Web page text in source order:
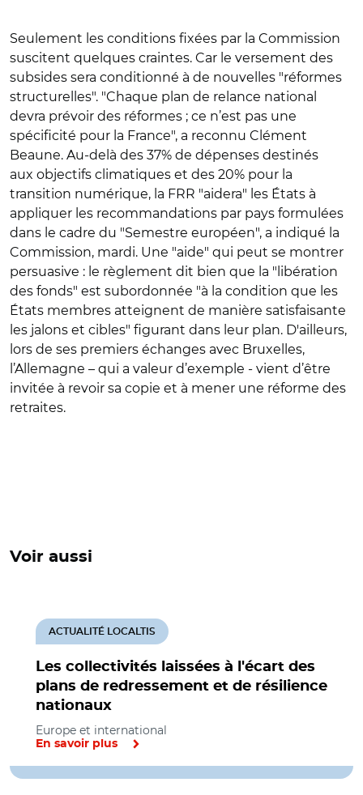
Seulement les conditions fixées par la Commission
suscitent quelques craintes. Car le versement des
subsides sera conditionné à de nouvelles "réformes
structurelles". "Chaque plan de relance national
devra prévoir des réformes ; ce n’est pas une
spécificité pour la France", a reconnu Clément
Beaune. Au-delà des 37% de dépenses destinés
aux objectifs climatiques et des 20% pour la
transition numérique, la FRR "aidera" les États à
appliquer les recommandations par pays formulées
dans le cadre du "Semestre européen", a indiqué la
Commission, mardi. Une "aide" qui peut se montrer
persuasive : le règlement dit bien que la "libération
des fonds" est subordonnée "à la condition que les
États membres atteignent de manière satisfaisante
les jalons et cibles" figurant dans leur plan. D'ailleurs,
lors de ses premiers échanges avec Bruxelles,
l’Allemagne – qui a valeur d’exemple - vient d’être
invitée à revoir sa copie et à mener une réforme des
retraites.
Voir aussi
Les collectivités laissées à l'écart des
plans de redressement et de résilience
nationaux
ACTUALITÉ LOCALTIS
Europe et international
En savoir plus